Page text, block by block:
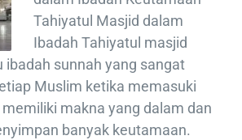
Tahiyatul Masjid dalam
Ibadah Tahiyatul masjid
ibadah sunnah yang sangat
Muslim ketika memasuki
makna yang dalam dan
banyak keutamaan.